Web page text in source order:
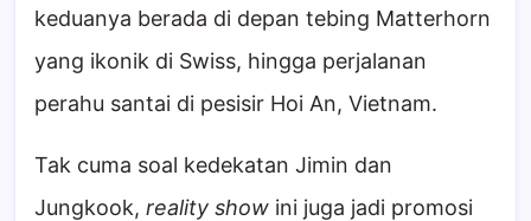
keduanya berada di depan tebing Matterhorn
yang ikonik di Swiss, hingga perjalanan
perahu santai di pesisir Hoi An, Vietnam.
Tak cuma soal kedekatan Jimin dan
Jungkook, reality show ini juga jadi promosi